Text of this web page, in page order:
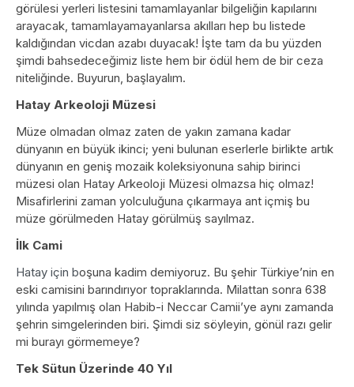
görülesi yerleri listesini tamamlayanlar bilgeliğin kapılarını
arayacak, tamamlayamayanlarsa akılları hep bu listede
kaldığından vicdan azabı duyacak! İşte tam da bu yüzden
şimdi bahsedeceğimiz liste hem bir ödül hem de bir ceza
niteliğinde. Buyurun, başlayalım.
Hatay Arkeoloji Müzesi
Müze olmadan olmaz zaten de yakın zamana kadar
dünyanın en büyük ikinci; yeni bulunan eserlerle birlikte artık
dünyanın en geniş mozaik koleksiyonuna sahip birinci
müzesi olan Hatay Arkeoloji Müzesi olmazsa hiç olmaz!
Misafirlerini zaman yolculuğuna çıkarmaya ant içmiş bu
müze görülmeden Hatay görülmüş sayılmaz.
İlk Cami
Hatay için boşuna kadim demiyoruz. Bu şehir Türkiye’nin en
eski camisini barındırıyor topraklarında. Milattan sonra 638
yılında yapılmış olan Habib-i Neccar Camii’ye aynı zamanda
şehrin simgelerinden biri. Şimdi siz söyleyin, gönül razı gelir
mi burayı görmemeye?
Tek Sütun Üzerinde 40 Yıl